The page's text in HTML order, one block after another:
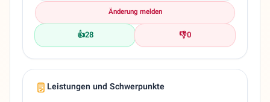
Änderung melden
👍28 👎0
Leistungen und Schwerpunkte